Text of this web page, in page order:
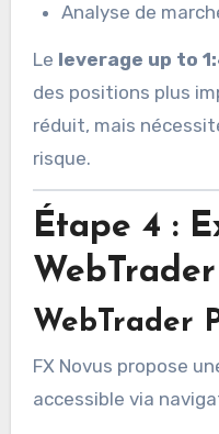
Analyse de
Le leverage up to
des positions plus
réduit, mais
risque.
Étape 4 :
WebTrader
FX Novus propose
accessible via